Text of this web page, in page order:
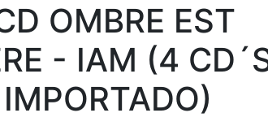
OMBRE EST
- IAM (4